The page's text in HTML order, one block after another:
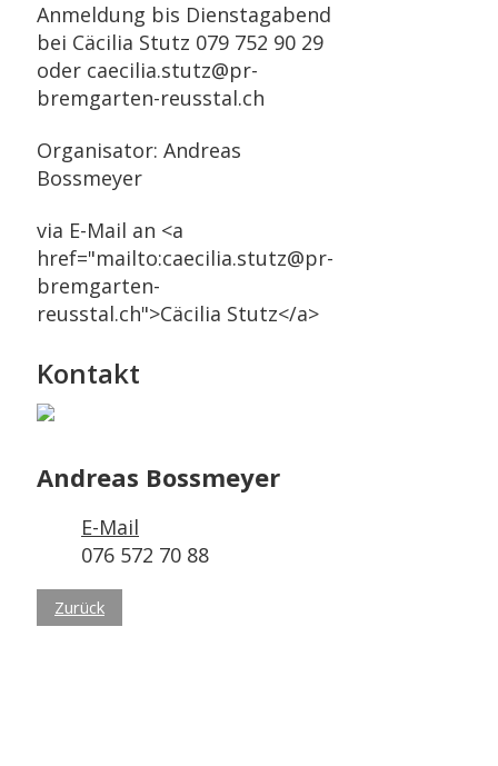
Anmeldung bis Dienstagabend
bei Cäcilia Stutz 079 752 90 29
oder caecilia.stutz@pr-
bremgarten-reusstal.ch
Organisator: Andreas
Bossmeyer
via E-Mail an <a
href="mailto:caecilia.stutz@pr-
bremgarten-
reusstal.ch">Cäcilia Stutz</a>
Kontakt
Andreas Bossmeyer
E-Mail
076 572 70 88
Zurück